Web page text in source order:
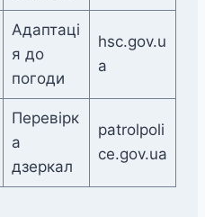
Адаптаці
я до
погоди
hsc.gov.u
a
Перевірк
а
дзеркал
patrolpoli
ce.gov.ua